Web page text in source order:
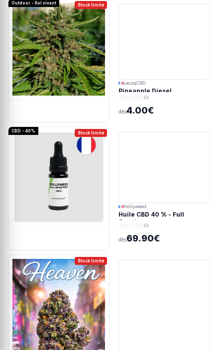
Stock limité
Outdoor - Sol vivant
LecoqCBD
Pineapple Diesel
(0)
dès4.00€
Stock limité
CBD - 40%
Hollyweed
Huile CBD 40 % - Full
Spectrum
(0)
dès69.90€
Stock limité